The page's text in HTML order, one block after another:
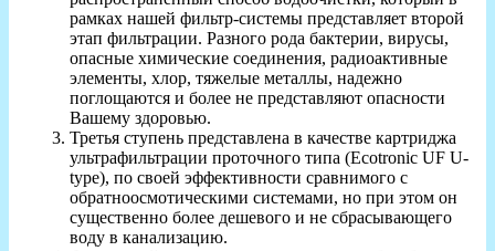
рамках нашей фильтр-системы представляет второй
этап фильтрации. Разного рода бактерии, вирусы,
опасные химические соединения, радиоактивные
элементы, хлор, тяжелые металлы, надежно
поглощаются и более не представляют опасности
Вашему здоровью.
Третья ступень представлена в качестве картриджа
ультрафильтрации проточного типа (Ecotronic UF U-
type), по своей эффективности сравнимого с
обратноосмотическими системами, но при этом он
существенно более дешевого и не сбрасывающего
воду в канализацию.